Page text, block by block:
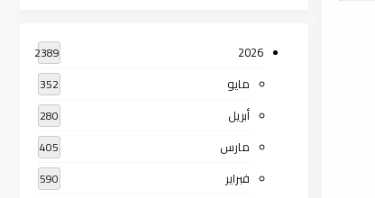
2026
2389
مايو 352
أبريل 280
مارس 405
فبراير 590